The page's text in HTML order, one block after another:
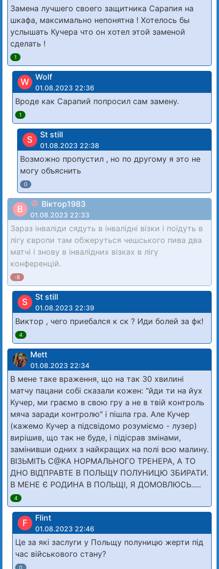
Замена лучшего своего защитника Сарапия на
шкафа, максимально непонятна ! Хотелось бы
услышать Кучера что он хотел этой заменой
сделать !
1
W Wolf
01.08.2023 22:36
Вроде как Сарапий попросил сам замену.
1
S St still
01.08.2023 22:38
Возможно пропустил , но по другому я это не
могу объяснить
0
В Віктор1983
01.08.2023 22:33
Зараз інваліди сядуть в інвалідні візки і поїдуть в
лігу європи там обжеруться чешського пива два
матчі і знову в інвалідних візках в лігу
конференцій.
-8
S St still
01.08.2023 22:39
Виктор , чего приебался к ск ? Иди болей за фк!
4
Mett
01.08.2023 22:34
В мене таке враження, що на так 30 хвилині
матчу пацани собі сказали кожен: "йди ти на йух
Кучер, ми граємо в свою гру а не в твій контроль
мяча заради контролю" і пішла гра. Але Кучер
(кажемо Кучер а підсвідомо розуміємо - лузер)
вирішив, що так не буде, і підісрав змінами,
замінивши одних з найкращих на полі всю малину.
ВІЗЬМІТЬ С@КА НОРМАЛЬНОГО ТРЕНЕРА, А ТО
ДНО ВІДПРАВТЕ В ПОЛЬЩУ ПОЛУНИЦЮ ЗБИРАТИ.
В МЕНЕ Є РОДИНА В ПОЛЬЩІ, Я ДОМОВЛЮСЬ.....
4
F Flint
01.08.2023 22:46
Це за які заслуги у Польщу полуницю жерти під
час військового стану?
0